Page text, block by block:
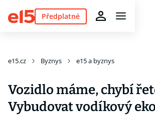
Předplatné
e15.cz Byznys e15 a byznys
Vozidlo máme, chybí
Vybudovat vodíkový